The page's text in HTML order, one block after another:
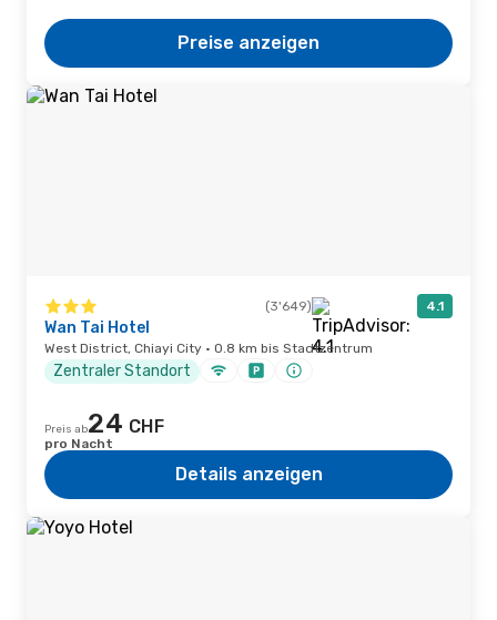
Preise anzeigen
(3'649) 4.1
Wan Tai Hotel
West District, Chiayi City · 0.8 km bis Stadtzentrum
Zentraler Standort
Preis ab24 CHF
pro Nacht
Details anzeigen